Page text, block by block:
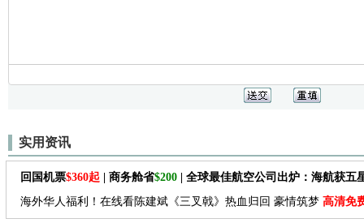
实用资讯
回国机票$360起 | 商务舱省$200 | 全球最佳航空公司出炉：海航获五
海外华人福利！在线看陈建斌《三叉戟》热血归回 豪情筑梦 高清免